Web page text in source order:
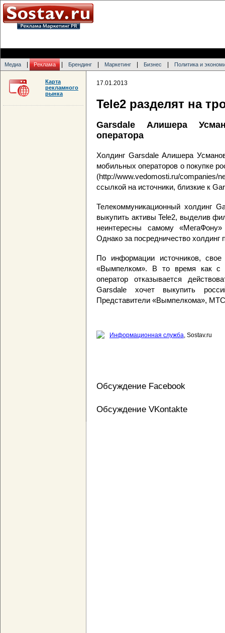
Медиа Реклама Брендинг Маркетинг Бизнес Политика и
17.01.2013
Tele2 разделят на
Garsdale Алишера
оператора
Холдинг Garsdale Алишера
мобильных операторов о покупке
(http://www.vedomosti.ru/
ссылкой на источники, близкие к
Телекоммуникационный холдинг
выкупить активы Tele2, выделив
неинтересны самому
Однако за посредничество холдинг
По информации источников,
«Вымпелком». В то время как с
оператор отказывается
Garsdale хочет выкупить
Представители «Вымпелкома», МТС
Информационная служба, Sostav.ru
Обсуждение Facebook
Обсуждение VKontakte
Карта
рекламного
рынка